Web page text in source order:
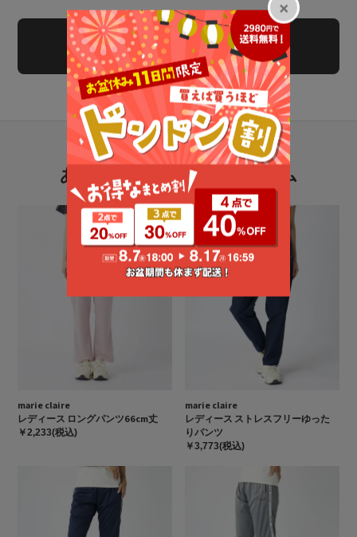
レビューを書く
あなたにおすすめのアイテム
marie claire
レディース ロングパンツ66cm丈
￥2,233(税込)
marie claire
レディース ストレスフリーゆった
りパンツ
￥3,773(税込)